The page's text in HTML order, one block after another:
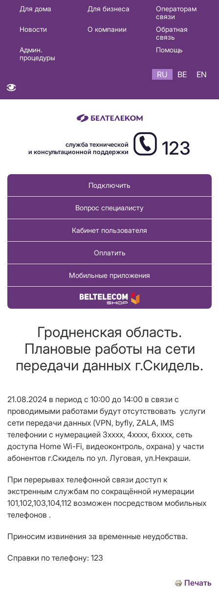
Основная
навигация
Для дома Для бизнеса
Операторам
связи
Новости
О компании
Обратная
связь
Админ.
процедуры
Помощь
RU BE EN
служба технической
и консультационной поддержки
123
Подключить
Вопрос специалисту
Кабинет пользователя
Оплатить
Мобильные приложения
Купить товар
Гродненская область.
Плановые работы на сети
передачи данных г.Скидель.
21.08.2024 в период с 10:00 до 14:00 в связи с
проводимыми работами будут отсутствовать услуги
сети передачи данных (VPN, byfly, ZALA, IMS
телефонии с нумерацией 3хххх, 4хххх, 6хххх, сеть
доступа Home Wi-Fi, видеоконтроль, охрана) у части
абонентов г.Скидель по ул. Луговая, ул.Некраши.
При перерывах телефонной связи доступ к
экстренным службам по сокращённой нумерации
101,102,103,104,112 возможен посредством мобильных
телефонов .
Приносим извинения за временные неудобства.
Справки по телефону: 123
Печать